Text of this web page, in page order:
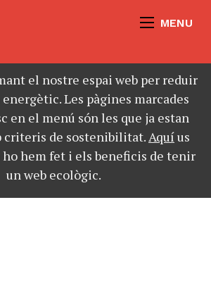
MENU
el nostre espai web per reduir
Les pàgines marcades
en el menú són les que ja estan
criteris de sostenibilitat.Aquíus
hem fet i els beneficis de tenir
un web ecològic.